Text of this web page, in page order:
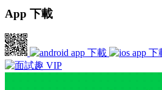
App 下載